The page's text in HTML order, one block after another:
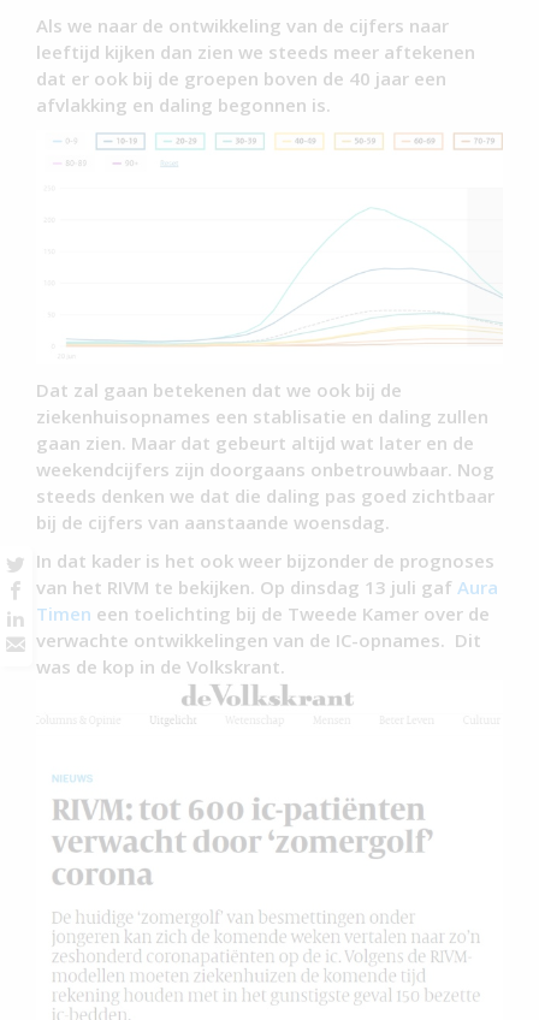
Als we naar de ontwikkeling van de cijfers naar
leeftijd kijken dan zien we steeds meer aftekenen
dat er ook bij de groepen boven de 40 jaar een
afvlakking en daling begonnen is.
Dat zal gaan betekenen dat we ook bij de
ziekenhuisopnames een stablisatie en daling zullen
gaan zien. Maar dat gebeurt altijd wat later en de
weekendcijfers zijn doorgaans onbetrouwbaar. Nog
steeds denken we dat die daling pas goed zichtbaar
bij de cijfers van aanstaande woensdag.
In dat kader is het ook weer bijzonder de prognoses
van het RIVM te bekijken. Op dinsdag 13 juli gaf Aura
Timen een toelichting bij de Tweede Kamer over de
verwachte ontwikkelingen van de IC-opnames. Dit
was de kop in de Volkskrant.